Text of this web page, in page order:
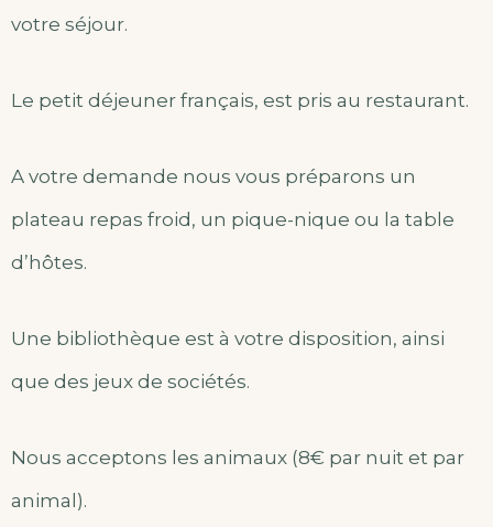
votre séjour.
Le petit déjeuner français, est pris au restaurant.
A votre demande nous vous préparons un
plateau repas froid, un pique-nique ou la table
d’hôtes.
Une bibliothèque est à votre disposition, ainsi
que des jeux de sociétés.
Nous acceptons les animaux (8€ par nuit et par
animal).